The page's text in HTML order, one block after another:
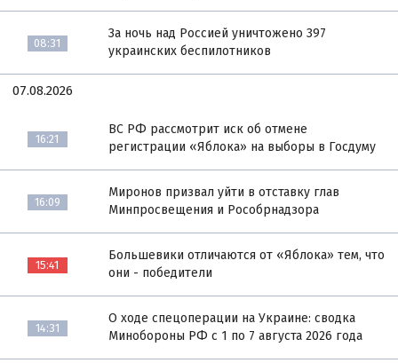
08:31
За ночь над Россией уничтожено 397
украинских беспилотников
07.08.2026
16:21
ВС РФ рассмотрит иск об отмене
регистрации «Яблока» на выборы в Госдуму
16:09
Миронов призвал уйти в отставку глав
Минпросвещения и Рособрнадзора
15:41
Большевики отличаются от «Яблока» тем, что
они - победители
14:31
О ходе спецоперации на Украине: сводка
Минобороны РФ с 1 по 7 августа 2026 года